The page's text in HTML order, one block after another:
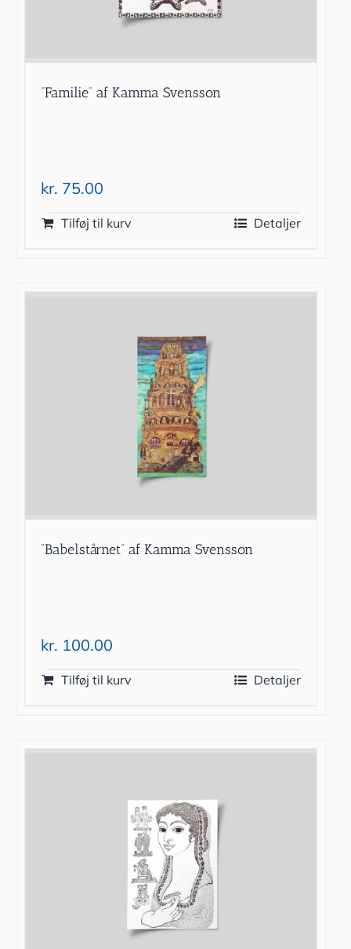
”Familie” af Kamma Svensson
kr. 75.00
Tilføj til kurv Detaljer
”Babelstårnet” af Kamma Svensson
kr. 100.00
Tilføj til kurv Detaljer